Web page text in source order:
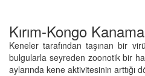
Kırım-Kongo
Keneler tarafından taşınan bir
bulgularla seyreden zoonotik bir
aylarında kene aktivitesinin arttığı